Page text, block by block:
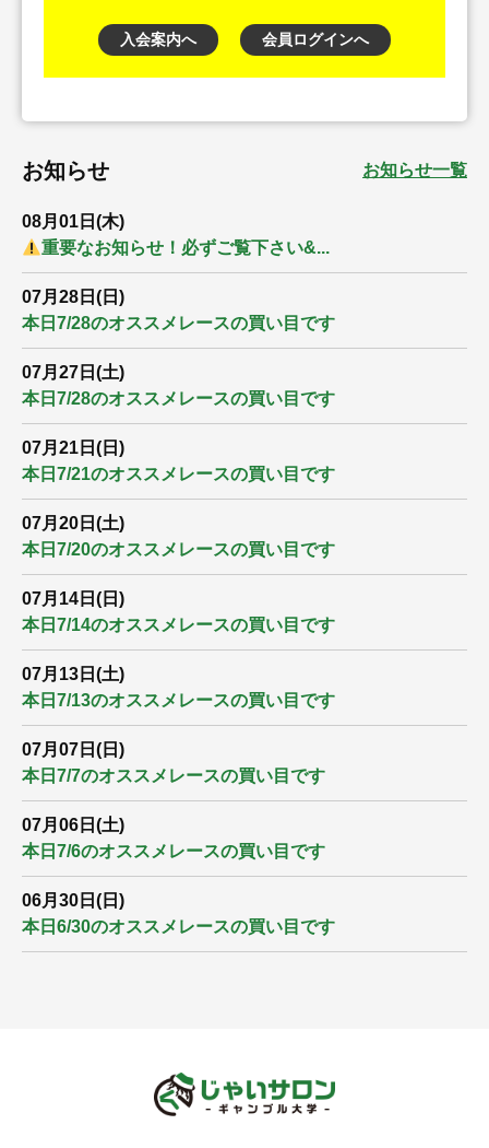
入会案内へ 会員ログインへ
お知らせ お知らせ一覧
08月01日(木)
重要なお知らせ！必ずご覧下さい&...
07月28日(日)
本日7/28のオススメレースの買い目です
07月27日(土)
本日7/28のオススメレースの買い目です
07月21日(日)
本日7/21のオススメレースの買い目です
07月20日(土)
本日7/20のオススメレースの買い目です
07月14日(日)
本日7/14のオススメレースの買い目です
07月13日(土)
本日7/13のオススメレースの買い目です
07月07日(日)
本日7/7のオススメレースの買い目です
07月06日(土)
本日7/6のオススメレースの買い目です
06月30日(日)
本日6/30のオススメレースの買い目です